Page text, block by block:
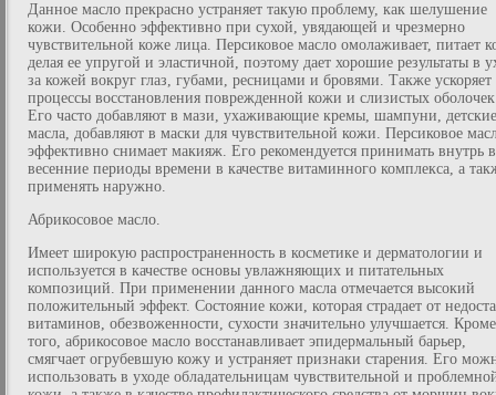
Данное масло прекрасно устраняет такую проблему, как шелушение
кожи. Особенно эффективно при сухой, увядающей и чрезмерно
чувствительной коже лица. Персиковое масло омолаживает, питает
делая ее упругой и эластичной, поэтому дает хорошие результаты в
за кожей вокруг глаз, губами, ресницами и бровями. Также ускоряет
процессы восстановления поврежденной кожи и слизистых
Его часто добавляют в мази, ухаживающие кремы, шампуни, детские
масла, добавляют в маски для чувствительной кожи. Персиковое
эффективно снимает макияж. Его рекомендуется принимать внутрь в
весенние периоды времени в качестве витаминного комплекса, а
применять наружно.
Абрикосовое масло.
Имеет широкую распространенность в косметике и дерматологии и
используется в качестве основы увлажняющих и питательных
композиций. При применении данного масла отмечается высокий
положительный эффект. Состояние кожи, которая страдает от
витаминов, обезвоженности, сухости значительно улучшается. Кроме
того, абрикосовое масло восстанавливает эпидермальный барьер,
смягчает огрубевшую кожу и устраняет признаки старения. Его
использовать в уходе обладательницам чувствительной и